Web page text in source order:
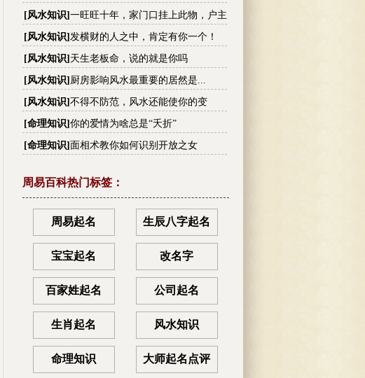
[风水知识] 一旺旺十年，家门口挂上此物，户主
越住越有钱
[风水知识] 发横财的人之中，肯定有你一个！
[风水知识] 天生老板命，说的就是你吗
[风水知识] 厨房影响风水最重要的居然是...
[风水知识] 不得不防范，风水还能使你的变
丑？！
[命理知识] 你的爱情为啥总是“夭折”
[命理知识] 面相术教你如何识别开放之女
周易百科热门标签：
周易起名 生辰八字起名
宝宝起名 改名字
百家姓起名 公司起名
生肖起名 风水知识
命理知识 大师起名点评